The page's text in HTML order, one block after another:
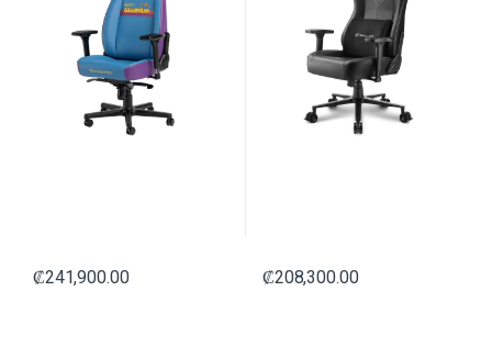
₡241,900.00 ₡208,300.00